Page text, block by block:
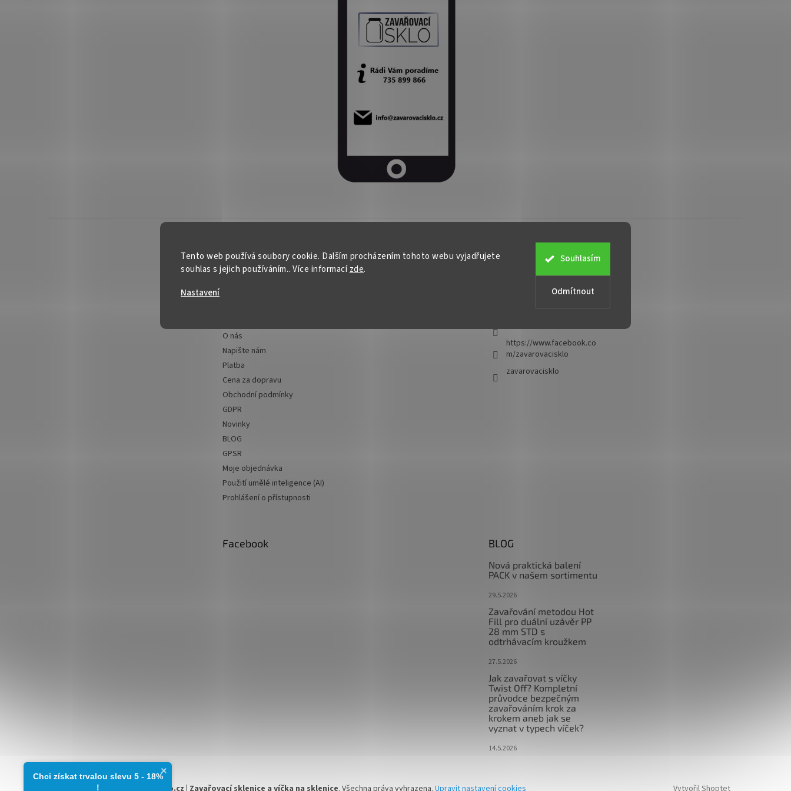
Tento web používá soubory cookie. Dalším procházením tohoto webu vyjadřujete
souhlas s jejich používáním.. Více informacízde.
Nastavení
Odmítnout
Souhlasím
O nás
Napište nám
Platba
Cena za dopravu
Obchodní podmínky
GDPR
Novinky
BLOG
GPSR
Moje objednávka
Použití umělé inteligence (AI)
Prohlášení o přístupnosti
zavarovacisklo.cz
735 899 866
https://www.facebook.co
m/zavarovacisklo
zavarovacisklo
Facebook BLOG
Nová praktická balení
PACK v našem sortimentu
29.5.2026
Zavařování metodou Hot
Fill pro duální uzávěr PP
28 mm STD s
odtrhávacím kroužkem
27.5.2026
Jak zavařovat s víčky
Twist Off? Kompletní
průvodce bezpečným
zavařováním krok za
krokem aneb jak se
vyznat v typech víček?
14.5.2026
×
Chci získat trvalou slevu 5 - 18%​
!